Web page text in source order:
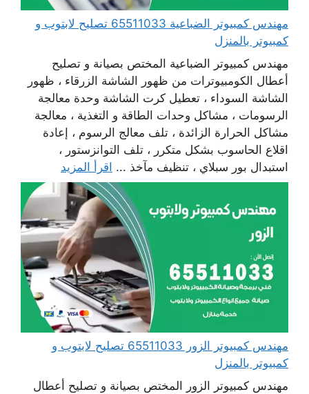
مهندس كمبيوتر الضباعية 65511033 تصليح لابتوب و
كمبيوتر بالمنزل
مهندس كمبيوتر الضباعية المختص بصيانة و تصليح
أعطال الكومبيوترات من ظهور الشاشة الزرقاء ، ظهور
الشاشة السوداء ، تعطيل كرت الشاشة وحدة معالجة
الرسومات ، مشاكل وحدات الطاقة و التغذية ، معالجة
مشاكل الحرارة الزائدة ، تلف معالج الرسوم ، إعادة
اقلاع الحاسوب بشكل متكرر ، تلف التوانزستور ،
استبدال بور سبلاي ، تنظيف مآخذ ... اقرأ المزيد
مهندس كمبيوتر الزور 65511033 تصليح لابتوب و
كمبيوتر بالمنزل
مهندس كمبيوتر الزور المختص بصيانة و تصليح أعطال